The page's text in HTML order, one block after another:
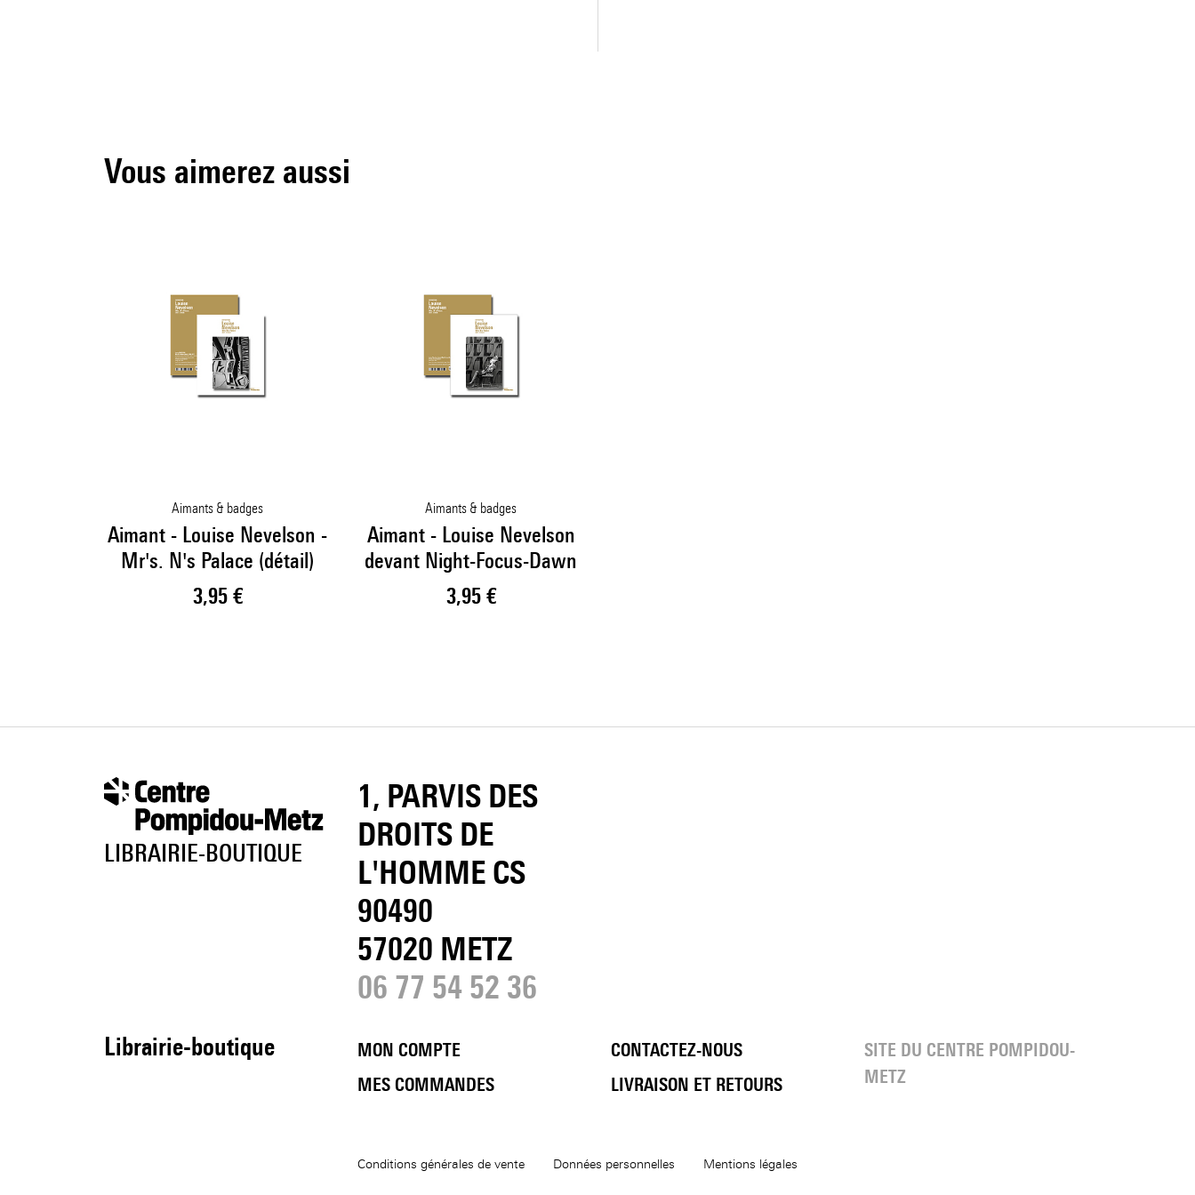
Vous aimerez aussi
Aimants & badges
Aimant - Louise Nevelson -
Mr's. N's Palace (détail)
Prix ​​actuel
3,95 €
Aimants & badges
Aimant - Louise Nevelson
devant Night-Focus-Dawn
Prix ​​actuel
3,95 €
LIBRAIRIE-BOUTIQUE
1, PARVIS DES
DROITS DE
L'HOMME CS
90490
57020 METZ
06 77 54 52 36
Librairie-boutique
MON COMPTE
MES COMMANDES
CONTACTEZ-NOUS
LIVRAISON ET RETOURS
SITE DU CENTRE POMPIDOU-
METZ
Conditions générales de vente Données personnelles Mentions légales